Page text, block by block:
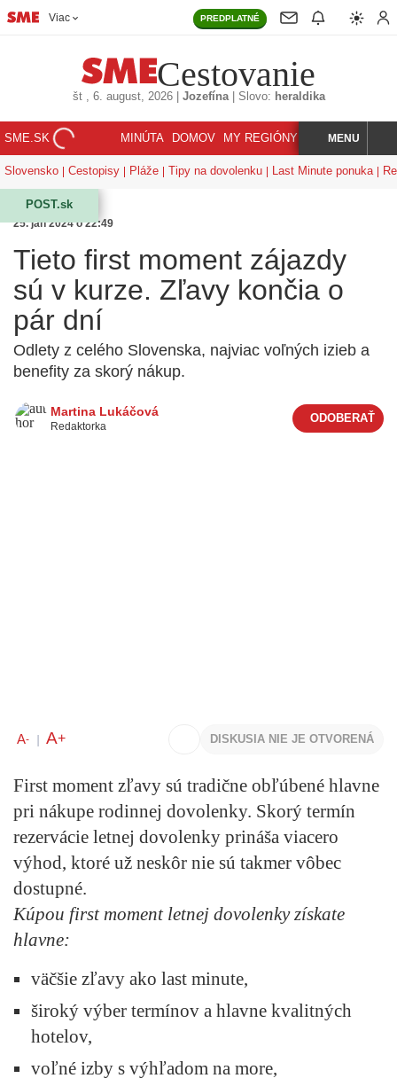
Viac PREDPLATNÉ
Cestovanie
št, 6. august, 2026| Jozefína| Slovo: heraldika
SME.SK MINÚTA DOMOV MY REGIÓNY KORZÁR
HĽADAJMENU
Slovensko Cestopisy Pláže Tipy na dovolenku Last Minute ponuka
POST.sk
25. jan 2024 o 22:49
Tieto first moment zájazdy
sú v kurze. Zľavy končia o
pár dní
Odlety z celého Slovenska, najviac voľných izieb a
benefity za skorý nákup.
Martina Lukáčová
Redaktorka
A- A+ DISKUSIA NIE JE OTVORENÁ
First moment zľavy sú tradične obľúbené hlavne
pri nákupe rodinnej dovolenky. Skorý termín
rezervácie letnej dovolenky prináša viacero
výhod, ktoré už neskôr nie sú takmer vôbec
dostupné.
Kúpou first moment letnej dovolenky získate
hlavne:
väčšie zľavy ako last minute,
široký výber termínov a hlavne kvalitných
hotelov,
voľné izby s výhľadom na more,